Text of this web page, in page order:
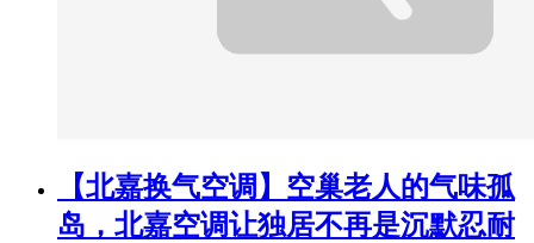
【北嘉换气空调】空巢老人的气味孤
岛，北嘉空调让独居不再是沉默忍耐